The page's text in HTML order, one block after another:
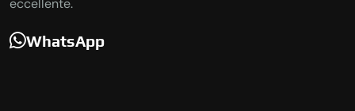
eccellente.
WhatsApp